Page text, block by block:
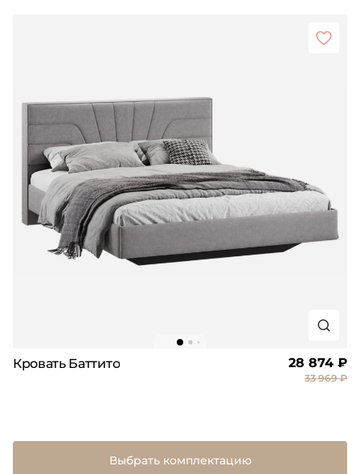
Кровать Баттито 28 874 ₽
33 969 ₽
Выбрать комплектацию